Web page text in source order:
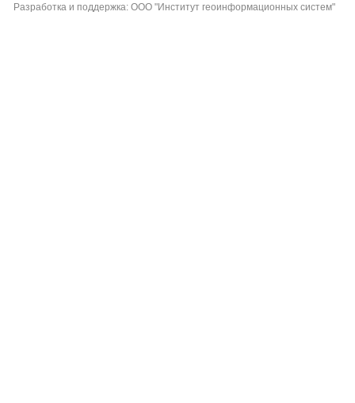
Разработка и поддержка: ООО "Институт геоинформационных систем"